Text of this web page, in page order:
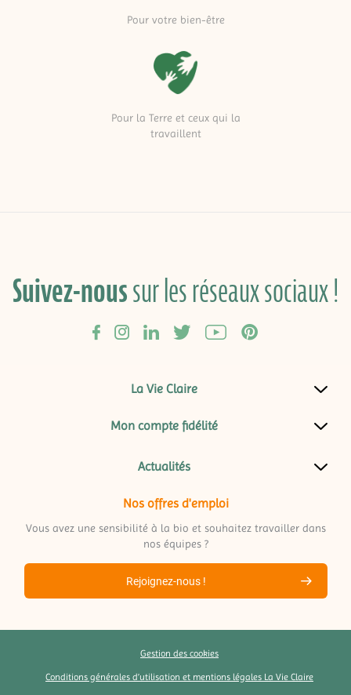
Pour votre bien-être
Pour la Terre et ceux qui la
travaillent
Suivez-noussur les réseaux sociaux !
La Vie Claire
Mon compte fidélité
Actualités
Nos offres d'emploi
Vous avez une sensibilité à la bio et souhaitez travailler dans
nos équipes ?
Rejoignez-nous !
Gestion des cookies
Conditions générales d’utilisation et mentions légales La Vie Claire